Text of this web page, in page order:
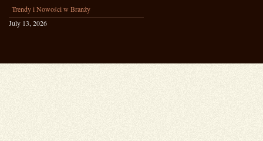
Trendy i Nowości w Branży
July 13, 2026